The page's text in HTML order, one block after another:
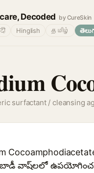
Decoded by CureSkin
Hinglish தமிழ்
surfactant / cleansing
వాష్‌లలో